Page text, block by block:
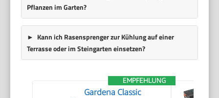
Pflanzen im Garten?
Kann ich Rasensprenger zur Kühlung auf einer
Terrasse oder im Steingarten einsetzen?
EMPFEHLUNG
Gardena Classic